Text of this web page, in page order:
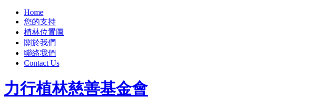
Home
您的支持
植林位置圖
關於我們
聯絡我們
Contact Us
力行植林慈善基金會